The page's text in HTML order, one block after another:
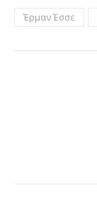
Έρμαν Έσσε